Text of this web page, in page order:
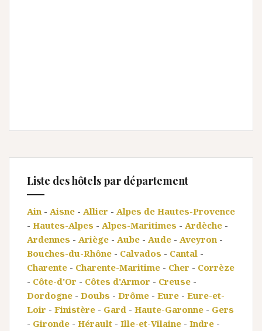
Liste des hôtels par département
Ain - Aisne - Allier - Alpes de Hautes-Provence
- Hautes-Alpes - Alpes-Maritimes - Ardèche -
Ardennes - Ariège - Aube - Aude - Aveyron -
Bouches-du-Rhône - Calvados - Cantal -
Charente - Charente-Maritime - Cher - Corrèze
- Côte-d'Or - Côtes d'Armor - Creuse -
Dordogne - Doubs - Drôme - Eure - Eure-et-
Loir - Finistère - Gard - Haute-Garonne - Gers
- Gironde - Hérault - Ille-et-Vilaine - Indre -